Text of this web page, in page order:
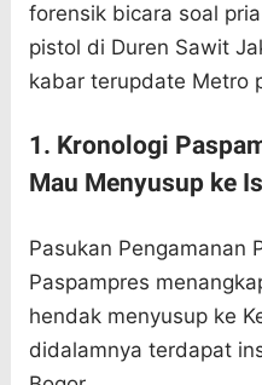
forensik bicara soal
pistol di Duren Sawit
kabar terupdate Metro
1. Kronologi
Mau Menyusup ke
Pasukan Pengamanan
Paspampres
hendak menyusup ke
didalamnya terdapat